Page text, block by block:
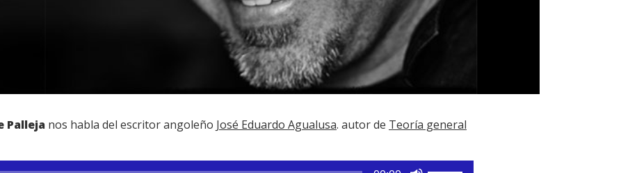
Palleja nos habla del escritor angoleño José Eduardo Agualusa. autor de Teoría general